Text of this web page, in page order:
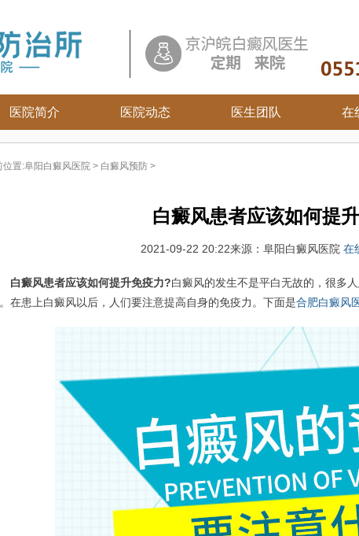
医院简介 医院动态 医生团队 在
位置:阜阳白癜风医院 > 白癜风预防 >
白癜风患者应该如何提
2021-09-22 20:22来源：阜阳白癜风医院 在
白癜风患者应该如何提升免疫力?白癜风的发生不是平白无故的，很多
在患上白癜风以后，人们要注意提高自身的免疫力。下面是合肥白癜风